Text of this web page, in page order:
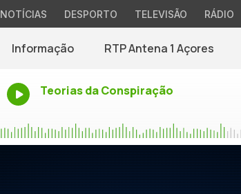
NOTÍCIAS DESPORTO TELEVISÃO RÁDIO
Informação RTP Antena 1 Açores
Teorias da Conspiração